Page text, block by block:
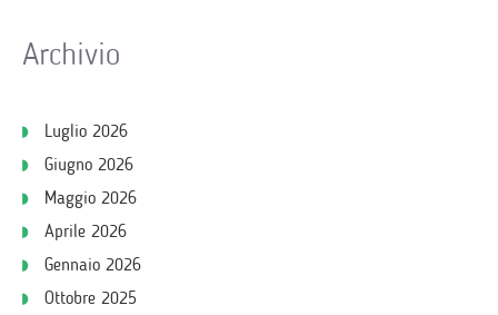
Archivio
Luglio 2026
Giugno 2026
Maggio 2026
Aprile 2026
Gennaio 2026
Ottobre 2025